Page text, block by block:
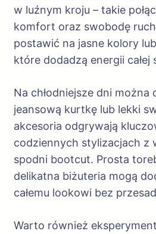
w luźnym kroju – takie
komfort oraz swobodę
postawić na jasne kolory
które dodadzą energii całej
Na chłodniejsze dni można
jeansową kurtkę lub lekki
akcesoria odgrywają
codziennych stylizacjach z
spodni bootcut. Prosta
delikatna biżuteria mogą
całemu lookowi bez
Warto również